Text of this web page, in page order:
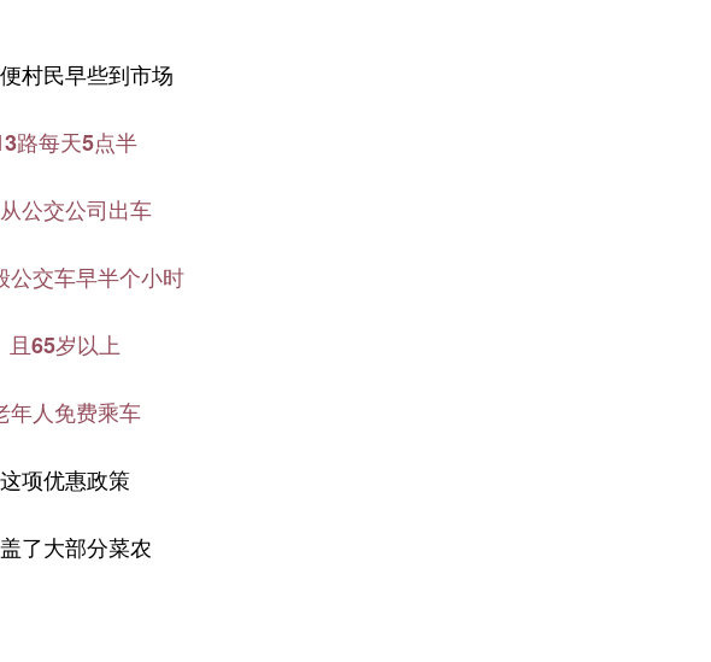
村民早些到市场
路每天5点半
公交公司出车
公交车早半个小时
且65岁以上
年人免费乘车
这项优惠政策
了大部分菜农